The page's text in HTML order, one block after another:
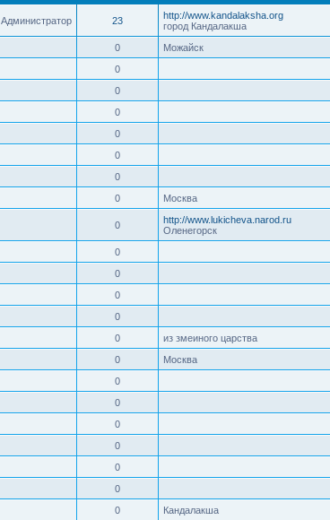
Администратор 23
http://www.kandalaksha.org
город Кандалакша
0 Можайск
0
0
0
0
0
0
0 Москва
0
http://www.lukicheva.narod.ru
Оленегорск
0
0
0
0
0 из змеиного царства
0 Москва
0
0
0
0
0
0
0 Кандалакша